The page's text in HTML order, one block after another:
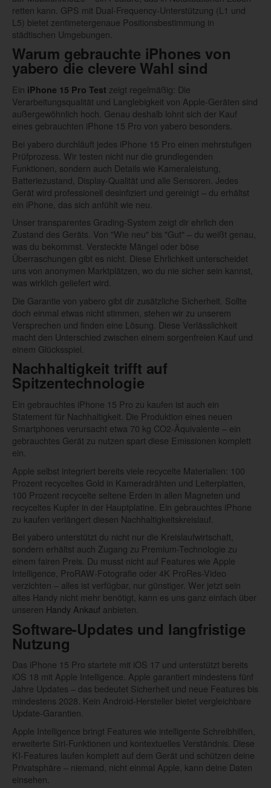
retten kann. GPS mit Dual-Frequency-Unterstützung (L1 und
L5) bietet zentimetergenaue Positionsbestimmung in
städtischen Umgebungen.
Warum gebrauchte iPhones von
yabero die clevere Wahl sind
Ein iPhone 15 Pro Test zeigt regelmäßig: Die
Verarbeitungsqualität und Langlebigkeit von Apple-Geräten sind
außergewöhnlich hoch. Genau deshalb lohnt sich der Kauf
eines gebrauchten iPhone 15 Pro von yabero besonders.
Bei yabero durchläuft jedes iPhone 15 Pro einen mehrstufigen
Prüfprozess. Wir testen nicht nur die grundlegenden
Funktionen, sondern auch Details wie Kameraleistung,
Batteriezustand, Display-Qualität und alle Sensoren. Jedes
Gerät wird professionell desinfiziert und gereinigt – du erhältst
ein iPhone, das sich anfühlt wie neu.
Unser transparentes Grading-System zeigt dir ehrlich den
Zustand des Geräts. Von "Wie neu" bis "Gut" – du weißt genau,
was du bekommst. Versteckte Mängel oder böse
Überraschungen gibt es nicht. Diese Ehrlichkeit unterscheidet
uns von anonymen Marktplätzen, wo du nie sicher sein kannst,
was wirklich geliefert wird.
Die Garantie von yabero gibt dir zusätzliche Sicherheit. Sollte
doch einmal etwas nicht stimmen, stehen wir zu unserem
Versprechen und finden eine Lösung. Diese Verlässlichkeit
macht den Unterschied zwischen einem sorgenfreien Kauf und
einem Glücksspiel.
Nachhaltigkeit trifft auf
Spitzentechnologie
Ein gebrauchtes iPhone 15 Pro zu kaufen ist auch ein
Statement für Nachhaltigkeit. Die Produktion eines neuen
Smartphones verursacht etwa 70 kg CO2-Äquivalente – ein
gebrauchtes Gerät zu nutzen spart diese Emissionen komplett
ein.
Apple selbst integriert bereits viele recycelte Materialien: 100
Prozent recyceltes Gold in Kameradrähten und Leiterplatten,
100 Prozent recycelte seltene Erden in allen Magneten und
recyceltes Kupfer in der Hauptplatine. Ein gebrauchtes iPhone
zu kaufen verlängert diesen Nachhaltigkeitskreislauf.
Bei yabero unterstützt du nicht nur die Kreislaufwirtschaft,
sondern erhältst auch Zugang zu Premium-Technologie zu
einem fairen Preis. Du musst nicht auf Features wie Apple
Intelligence, ProRAW-Fotografie oder 4K ProRes-Video
verzichten – alles ist verfügbar, nur günstiger. Wer jetzt sein
altes Handy nicht mehr benötigt, kann es uns ganz einfach über
unseren Handy Ankauf anbieten.
Software-Updates und langfristige
Nutzung
Das iPhone 15 Pro startete mit iOS 17 und unterstützt bereits
iOS 18 mit Apple Intelligence. Apple garantiert mindestens fünf
Jahre Updates – das bedeutet Sicherheit und neue Features bis
mindestens 2028. Kein Android-Hersteller bietet vergleichbare
Update-Garantien.
Apple Intelligence bringt Features wie intelligente Schreibhilfen,
erweiterte Siri-Funktionen und kontextuelles Verständnis. Diese
KI-Features laufen komplett auf dem Gerät und schützen deine
Privatsphäre – niemand, nicht einmal Apple, kann deine Daten
einsehen.